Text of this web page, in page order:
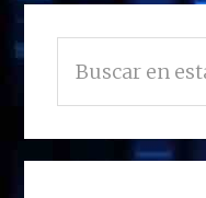
LATERAL
PRINCIPAL
en
esta
web